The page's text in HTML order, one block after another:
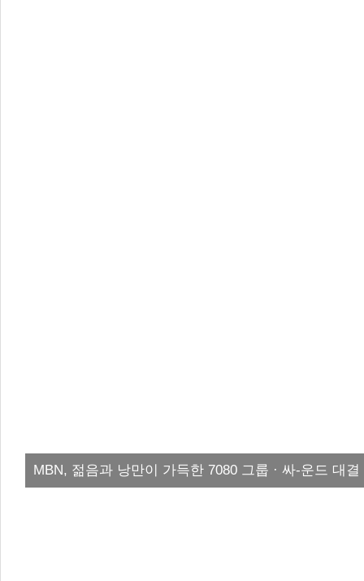
MBN, 젊음과 낭만이 가득한 7080 그룹 · 싸-운드 대